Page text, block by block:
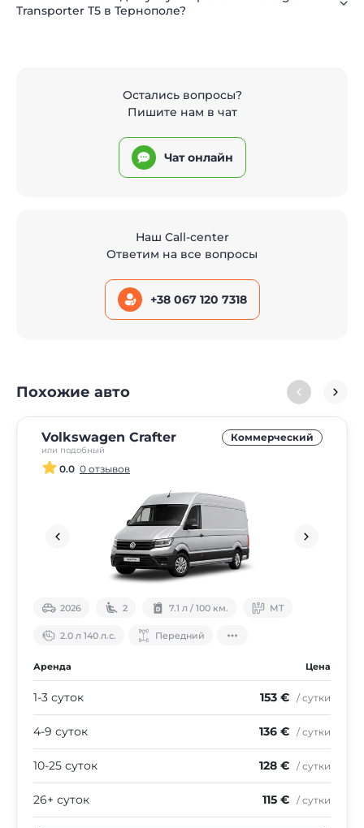
Transporter T5 в Тернополе?
Остались вопросы?
Пишите нам в чат
Чат онлайн
Наш Call-center
Ответим на все вопросы
+38 067 120 7318
Похожие авто
Volkswagen Crafter
или подобный
Коммерческий
0.0 0 отзывов
2026 2 7.1 л / 100 км. МТ
2.0 л 140 л.с. Передний
Аренда Цена
1-3 суток 153 € / сутки
4-9 суток 136 € / сутки
10-25 суток 128 € / сутки
26+ суток 115 € / сутки